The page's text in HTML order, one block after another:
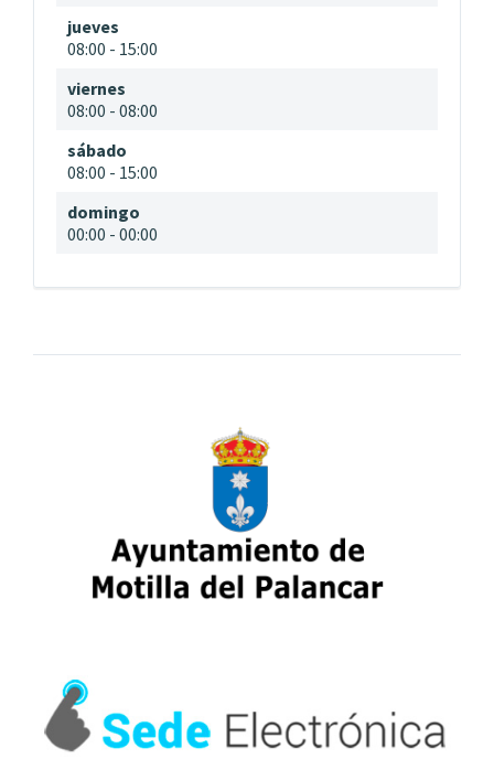
jueves
08:00 - 15:00
viernes
08:00 - 08:00
sábado
08:00 - 15:00
domingo
00:00 - 00:00